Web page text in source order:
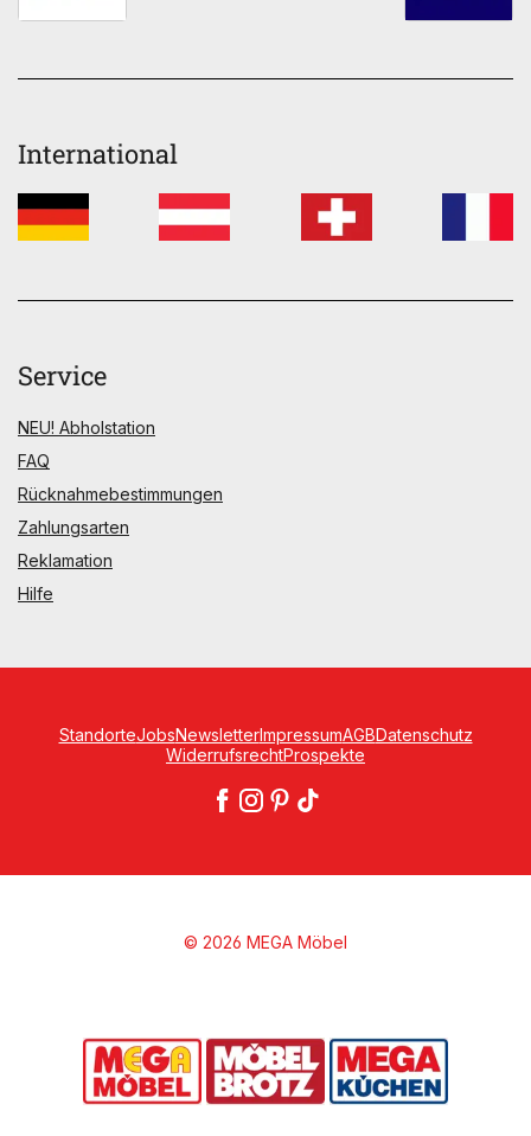
International
Service
NEU! Abholstation
FAQ
Rücknahmebestimmungen
Zahlungsarten
Reklamation
Hilfe
StandorteJobsNewsletterImpressumAGBDatenschutz
WiderrufsrechtProspekte
© 2026 MEGA Möbel